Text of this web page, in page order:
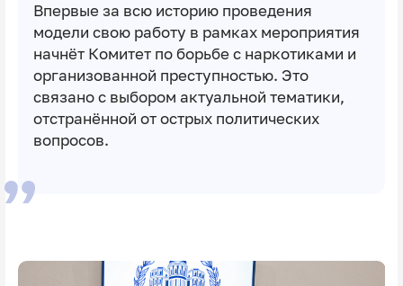
Впервые за всю историю проведения
модели свою работу в рамках мероприятия
начнёт Комитет по борьбе с наркотиками и
организованной преступностью. Это
связано с выбором актуальной тематики,
отстранённой от острых политических
вопросов.